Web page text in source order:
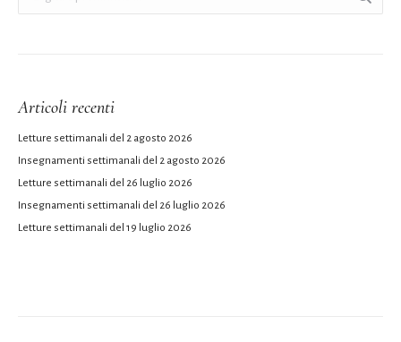
Articoli recenti
Letture settimanali del 2 agosto 2026
Insegnamenti settimanali del 2 agosto 2026
Letture settimanali del 26 luglio 2026
Insegnamenti settimanali del 26 luglio 2026
Letture settimanali del 19 luglio 2026